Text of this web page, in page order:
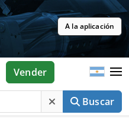
A la aplicación
Buscar
Vender